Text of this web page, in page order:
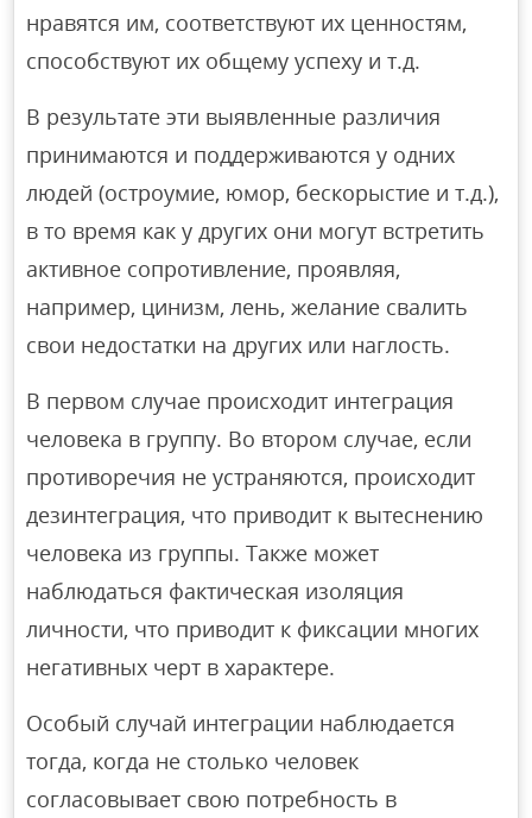
нравятся им, соответствуют их ценностям,
способствуют их общему успеху и т.д.
В результате эти выявленные различия
принимаются и поддерживаются у одних
людей (остроумие, юмор, бескорыстие и т.д.),
в то время как у других они могут встретить
активное сопротивление, проявляя,
например, цинизм, лень, желание свалить
свои недостатки на других или наглость.
В первом случае происходит интеграция
человека в группу. Во втором случае, если
противоречия не устраняются, происходит
дезинтеграция, что приводит к вытеснению
человека из группы. Также может
наблюдаться фактическая изоляция
личности, что приводит к фиксации многих
негативных черт в характере.
Особый случай интеграции наблюдается
тогда, когда не столько человек
согласовывает свою потребность в